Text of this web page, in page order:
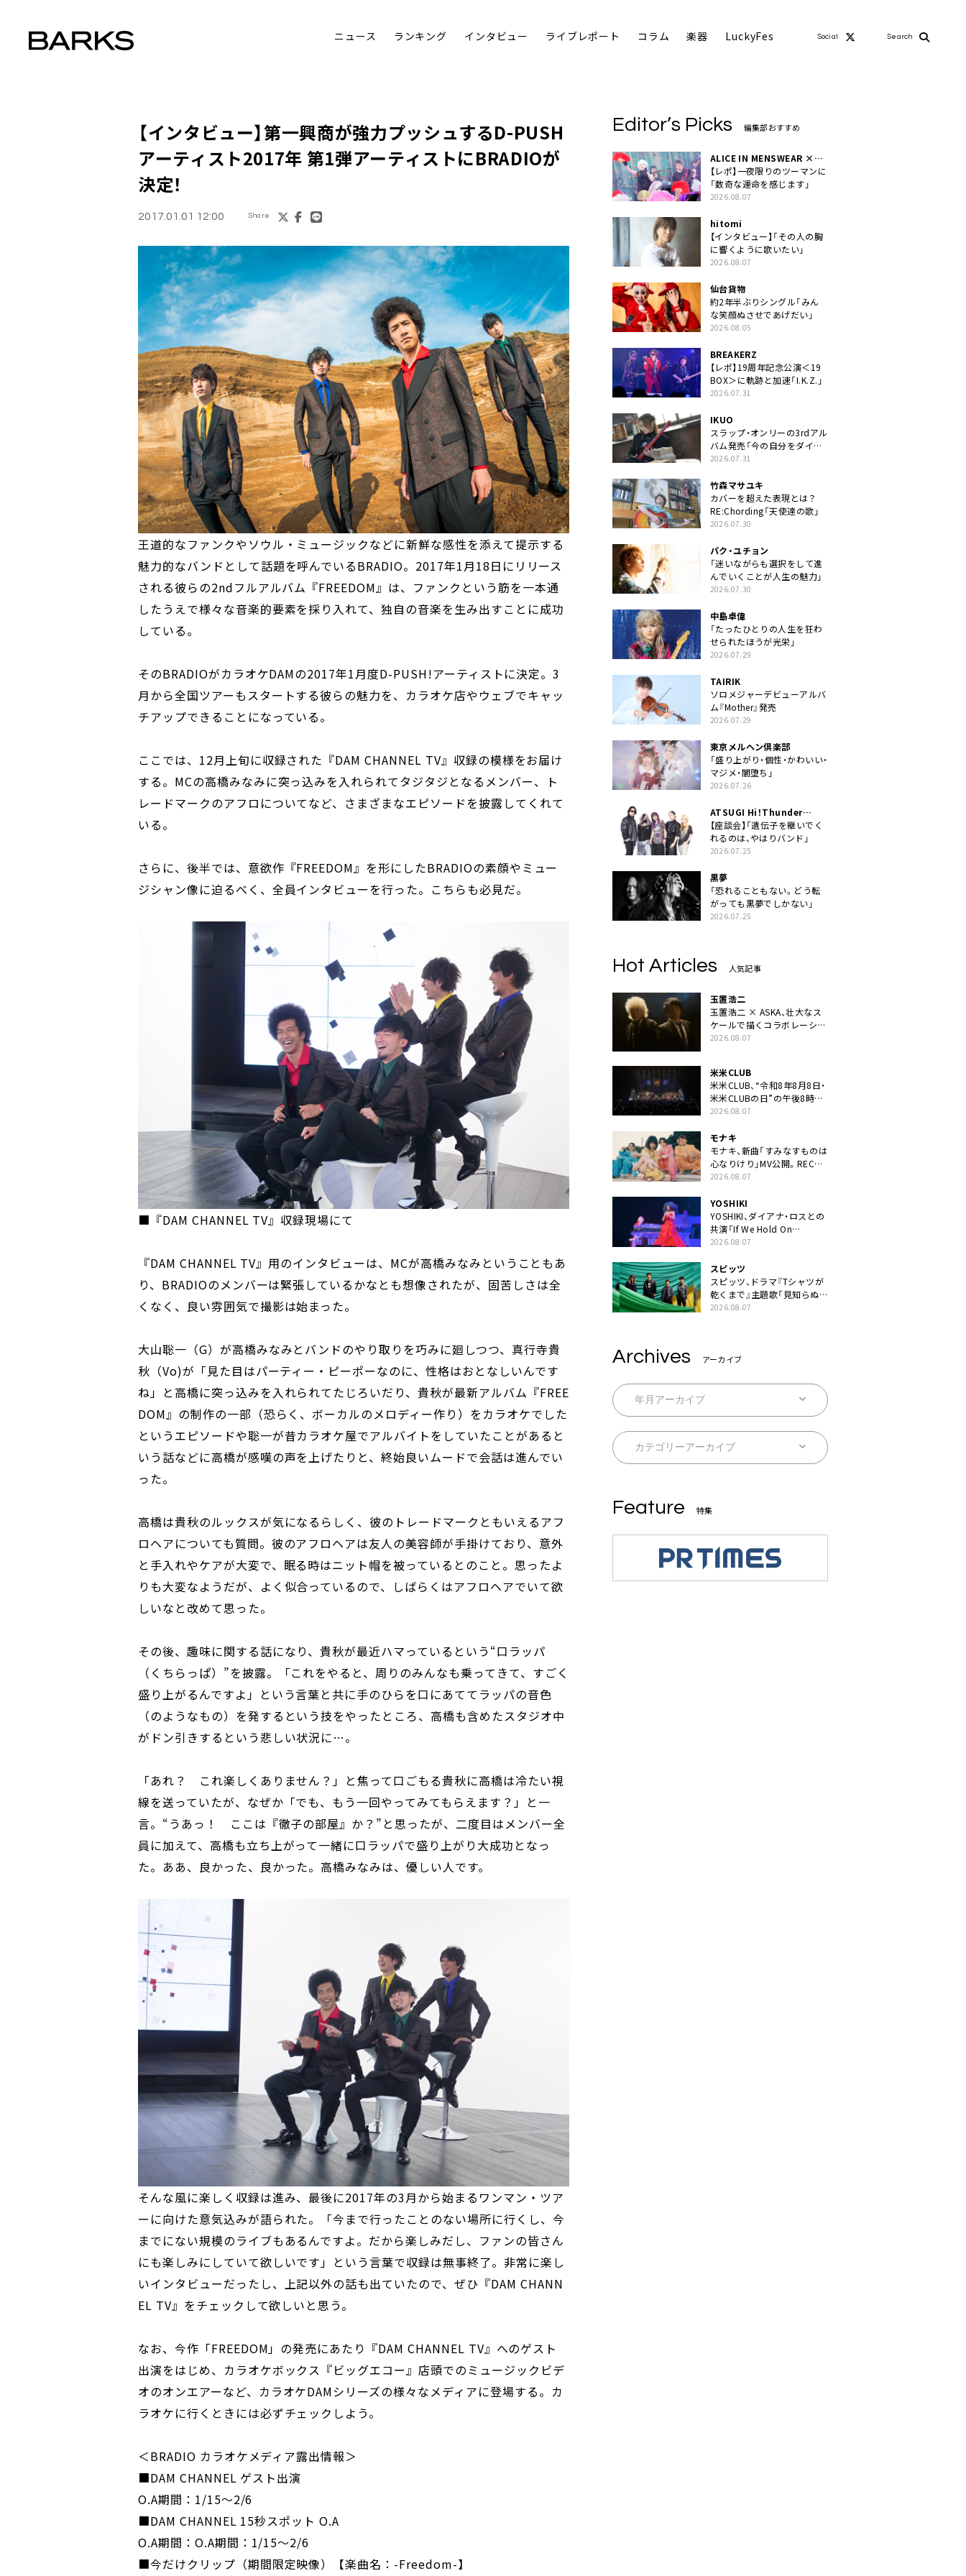
ニュース ランキング インタビュー ライブレポート コラム 楽器 LuckyFes Social Search
【インタビュー】第一興商が強力プッシュするD-PUSH
アーティスト2017年 第1弾アーティストにBRADIOが
決定！
2017.01.01 12:00 Share
王道的なファンクやソウル・ミュージックなどに新鮮な感性を添えて提示する
魅力的なバンドとして話題を呼んでいるBRADIO。2017年1月18日にリリース
される彼らの2ndフルアルバム『FREEDOM』は、ファンクという筋を一本通
したうえで様々な音楽的要素を採り入れて、独自の音楽を生み出すことに成功
している。
そのBRADIOがカラオケDAMの2017年1月度D-PUSH!アーティストに決定。3
月から全国ツアーもスタートする彼らの魅力を、カラオケ店やウェブでキャッ
チアップできることになっている。
ここでは、12月上旬に収録された『DAM CHANNEL TV』収録の模様をお届け
する。MCの高橋みなみに突っ込みを入れられてタジタジとなるメンバー、ト
レードマークのアフロについてなど、さまざまなエピソードを披露してくれて
いる。
さらに、後半では、意欲作『FREEDOM』を形にしたBRADIOの素顔やミュー
ジシャン像に迫るべく、全員インタビューを行った。こちらも必見だ。
■『DAM CHANNEL TV』収録現場にて
『DAM CHANNEL TV』用のインタビューは、MCが高橋みなみということもあ
り、BRADIOのメンバーは緊張しているかなとも想像されたが、固苦しさは全
くなく、良い雰囲気で撮影は始まった。
大山聡一（G）が高橋みなみとバンドのやり取りを巧みに廻しつつ、真行寺貴
秋（Vo)が「見た目はパーティー・ピーポーなのに、性格はおとなしいんです
ね」と高橋に突っ込みを入れられてたじろいだり、貴秋が最新アルバム『FREE
DOM』の制作の一部（恐らく、ボーカルのメロディー作り）をカラオケでした
というエピソードや聡一が昔カラオケ屋でアルバイトをしていたことがあると
いう話などに高橋が感嘆の声を上げたりと、終始良いムードで会話は進んでい
った。
高橋は貴秋のルックスが気になるらしく、彼のトレードマークともいえるアフ
ロヘアについても質問。彼のアフロヘアは友人の美容師が手掛けており、意外
と手入れやケアが大変で、眠る時はニット帽を被っているとのこと。思ったよ
りも大変なようだが、よく似合っているので、しばらくはアフロヘアでいて欲
しいなと改めて思った。
その後、趣味に関する話になり、貴秋が最近ハマっているという“口ラッパ
（くちらっぱ）”を披露。「これをやると、周りのみんなも乗ってきて、すごく
盛り上がるんですよ」という言葉と共に手のひらを口にあててラッパの音色
（のようなもの）を発するという技をやったところ、高橋も含めたスタジオ中
がドン引きするという悲しい状況に…。
「あれ？ これ楽しくありません？」と焦って口ごもる貴秋に高橋は冷たい視
線を送っていたが、なぜか「でも、もう一回やってみてもらえます？」と一
言。“うあっ！ ここは『徹子の部屋』か？”と思ったが、二度目はメンバー全
員に加えて、高橋も立ち上がって一緒に口ラッパで盛り上がり大成功となっ
た。ああ、良かった、良かった。高橋みなみは、優しい人です。
そんな風に楽しく収録は進み、最後に2017年の3月から始まるワンマン・ツア
ーに向けた意気込みが語られた。「今まで行ったことのない場所に行くし、今
までにない規模のライブもあるんですよ。だから楽しみだし、ファンの皆さん
にも楽しみにしていて欲しいです」という言葉で収録は無事終了。非常に楽し
いインタビューだったし、上記以外の話も出ていたので、ぜひ『DAM CHANN
EL TV』をチェックして欲しいと思う。
なお、今作「FREEDOM」の発売にあたり『DAM CHANNEL TV』へのゲスト
出演をはじめ、カラオケボックス『ビッグエコー』店頭でのミュージックビデ
オのオンエアーなど、カラオケDAMシリーズの様々なメディアに登場する。カ
ラオケに行くときには必ずチェックしよう。
＜BRADIO カラオケメディア露出情報＞
■DAM CHANNEL ゲスト出演
O.A期間：1/15～2/6
■DAM CHANNEL 15秒スポット O.A
O.A期間：O.A期間：1/15～2/6
■今だけクリップ（期間限定映像）【楽曲名：-Freedom-】
Editor’s Picks 編集部おすすめ
ALICE IN MENSWEAR ×
MASCHERA
【レポ】一夜限りのツーマンに
「数奇な運命を感じます」
2026.08.07
hitomi
【インタビュー】「その人の胸
に響くように歌いたい」
2026.08.07
仙台貨物
約2年半ぶりシングル「みん
な笑顔ぬさせであげだい」
2026.08.05
BREAKERZ
【レポ】19周年記念公演＜19
BOX＞に軌跡と加速「I.K.Z.」
2026.07.31
IKUO
スラップ・オンリーの3rdアル
バム発売「今の自分をダイレ
クトに」
2026.07.31
竹森マサユキ
カバーを超えた表現とは？
RE:Chording「天使達の歌」
2026.07.30
パク・ユチョン
「迷いながらも選択をして進
んでいくことが人生の魅力」
2026.07.30
中島卓偉
「たったひとりの人生を狂わ
せられたほうが光栄」
2026.07.29
TAIRIK
ソロメジャーデビューアルバ
ム『Mother』発売
2026.07.29
東京メルヘン倶楽部
「盛り上がり・個性・かわいい・
マジメ・闇堕ち」
2026.07.26
ATSUGI Hi！Thunder
Rock Festival
【座談会】「遺伝子を継いでく
れるのは、やはりバンド」
2026.07.25
黒夢
「恐れることもない。どう転
がっても黒夢でしかない」
2026.07.25
Hot Articles 人気記事
玉置浩二
玉置浩二 × ASKA、壮大なス
ケールで描くコラボレーショ
ン曲「音銀河」リリース決定。
2026.08.07
米米CLUB
米米CLUB、“令和8年8月8日・
米米CLUBの日”の午後8時に
40周年ライブより「FANtachy
2026.08.07
モナキ
モナキ、新曲「すみなすものは
心なりけり」MV公開。RECの
ギターにEvery Little Thing・
2026.08.07
YOSHIKI
YOSHIKI、ダイアナ・ロスとの
共演「If We Hold On
Together」ライブ映像公開
2026.08.07
スピッツ
スピッツ、ドラマ『Tシャツが
乾くまで』主題歌「見知らぬ
糸」本日配信。ドラマとのSP
2026.08.07
Archives アーカイブ
Feature 特集